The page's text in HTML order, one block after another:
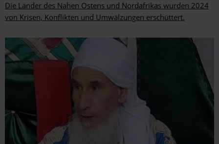
Die Länder des Nahen Ostens und Nordafrikas wurden 2024
von Krisen, Konflikten und Umwälzungen erschüttert.